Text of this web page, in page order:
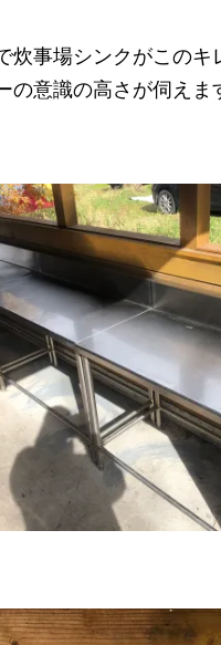
炊事場シンクがこのキ
の意識の高さが伺えま